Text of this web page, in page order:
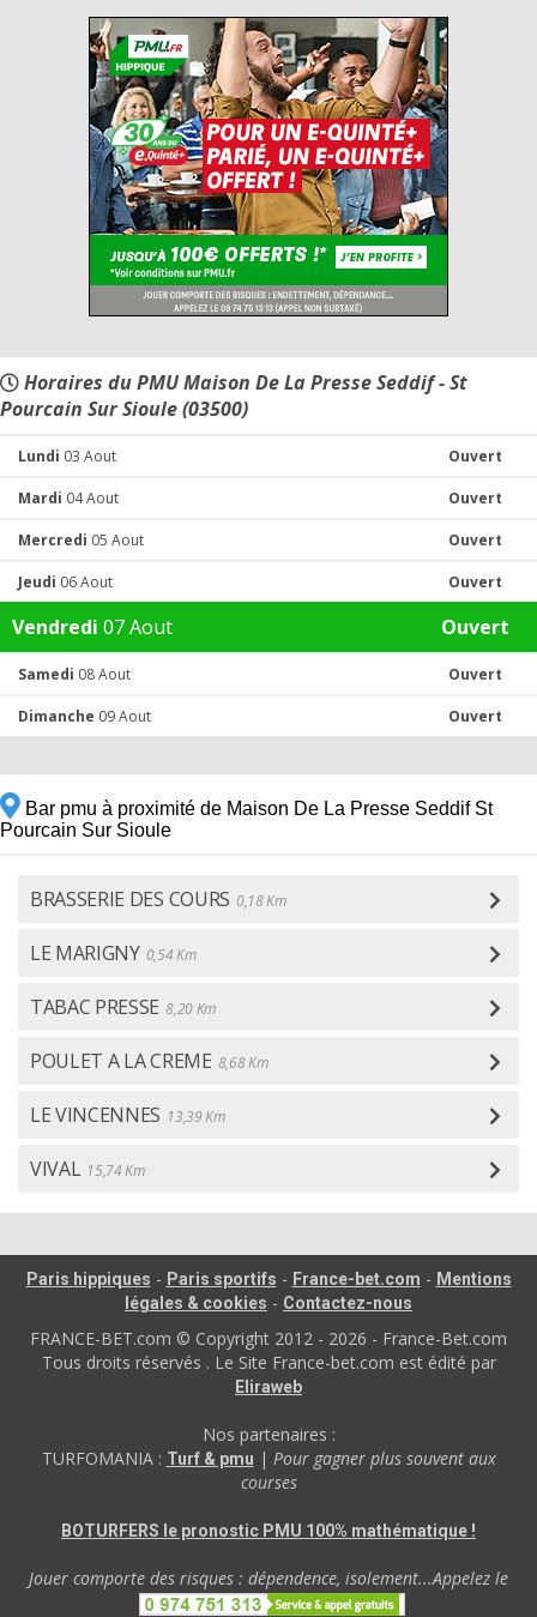
Horaires du PMU Maison De La Presse Seddif - St
Pourcain Sur Sioule (03500)
Lundi 03 Aout Ouvert
Mardi 04 Aout Ouvert
Mercredi 05 Aout Ouvert
Jeudi 06 Aout Ouvert
Vendredi 07 Aout Ouvert
Samedi 08 Aout Ouvert
Dimanche 09 Aout Ouvert
Bar pmu à proximité de Maison De La Presse Seddif St
Pourcain Sur Sioule
BRASSERIE DES COURS 0,18 Km
LE MARIGNY 0,54 Km
TABAC PRESSE 8,20 Km
POULET A LA CREME 8,68 Km
LE VINCENNES 13,39 Km
VIVAL 15,74 Km
Paris hippiques - Paris sportifs - France-bet.com - Mentions
légales & cookies - Contactez-nous
FRANCE-BET.com © Copyright 2012 - 2026 - France-Bet.com
Tous droits réservés . Le Site France-bet.com est édité par
Eliraweb
Nos partenaires :
TURFOMANIA : Turf & pmu | Pour gagner plus souvent aux
courses
BOTURFERS le pronostic PMU 100% mathématique !
Jouer comporte des risques : dépendence, isolement...Appelez le